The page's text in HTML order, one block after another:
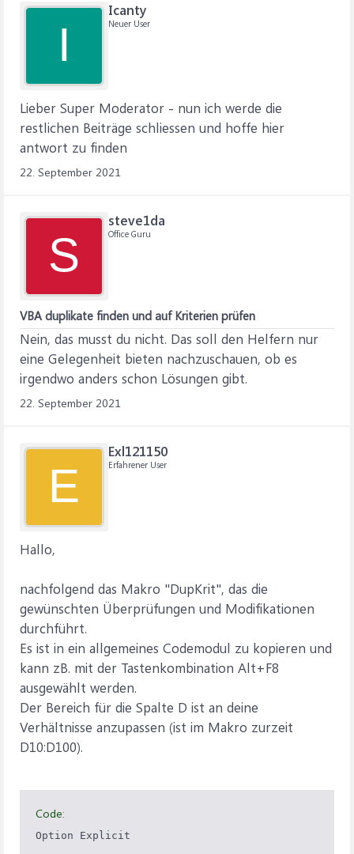
I
Icanty
Neuer User
Lieber Super Moderator - nun ich werde die
restlichen Beiträge schliessen und hoffe hier
antwort zu finden
22. September 2021
S
steve1da
Office Guru
VBA duplikate finden und auf Kriterien prüfen
Nein, das musst du nicht. Das soll den Helfern nur
eine Gelegenheit bieten nachzuschauen, ob es
irgendwo anders schon Lösungen gibt.
22. September 2021
E
Exl121150
Erfahrener User
Hallo,
nachfolgend das Makro "DupKrit", das die
gewünschten Überprüfungen und Modifikationen
durchführt.
Es ist in ein allgemeines Codemodul zu kopieren und
kann zB. mit der Tastenkombination Alt+F8
ausgewählt werden.
Der Bereich für die Spalte D ist an deine
Verhältnisse anzupassen (ist im Makro zurzeit
D10:D100).
Code:
Option Explicit